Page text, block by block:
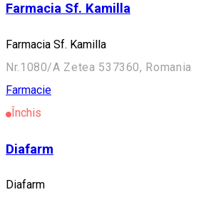
Farmacia Sf. Kamilla
Farmacia Sf. Kamilla
Nr.1080/A Zetea 537360, Romania
Farmacie
Închis
Diafarm
Diafarm